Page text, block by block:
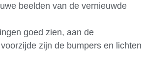
beelden van de vernieuwde
goed zien, aan de
zijn de bumpers en lichten